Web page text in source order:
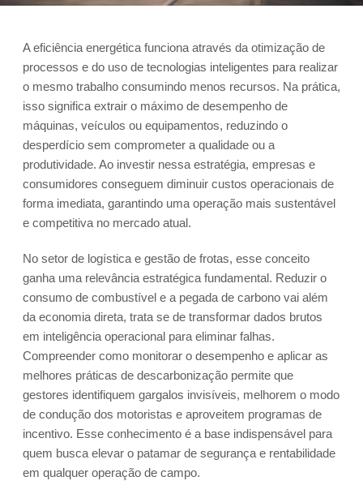
A eficiência energética funciona através da otimização de
processos e do uso de tecnologias inteligentes para realizar
o mesmo trabalho consumindo menos recursos. Na prática,
isso significa extrair o máximo de desempenho de
máquinas, veículos ou equipamentos, reduzindo o
desperdício sem comprometer a qualidade ou a
produtividade. Ao investir nessa estratégia, empresas e
consumidores conseguem diminuir custos operacionais de
forma imediata, garantindo uma operação mais sustentável
e competitiva no mercado atual.
No setor de logística e gestão de frotas, esse conceito
ganha uma relevância estratégica fundamental. Reduzir o
consumo de combustível e a pegada de carbono vai além
da economia direta, trata se de transformar dados brutos
em inteligência operacional para eliminar falhas.
Compreender como monitorar o desempenho e aplicar as
melhores práticas de descarbonização permite que
gestores identifiquem gargalos invisíveis, melhorem o modo
de condução dos motoristas e aproveitem programas de
incentivo. Esse conhecimento é a base indispensável para
quem busca elevar o patamar de segurança e rentabilidade
em qualquer operação de campo.